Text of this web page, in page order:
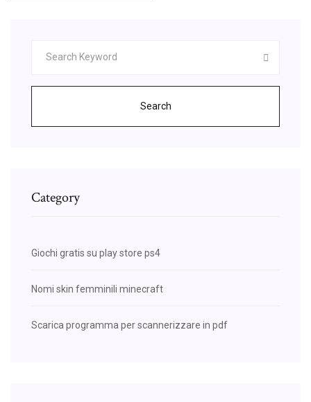
Search
Category
Giochi gratis su play store ps4
Nomi skin femminili minecraft
Scarica programma per scannerizzare in pdf